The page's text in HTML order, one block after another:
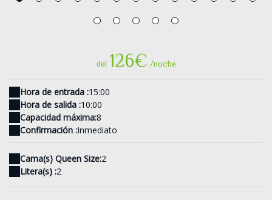
del 126€ /noche
Hora de entrada :15:00
Hora de salida :10:00
Capacidad máxima:8
Confirmación :Inmediato
Cama(s) Queen Size:2
Litera(s) :2